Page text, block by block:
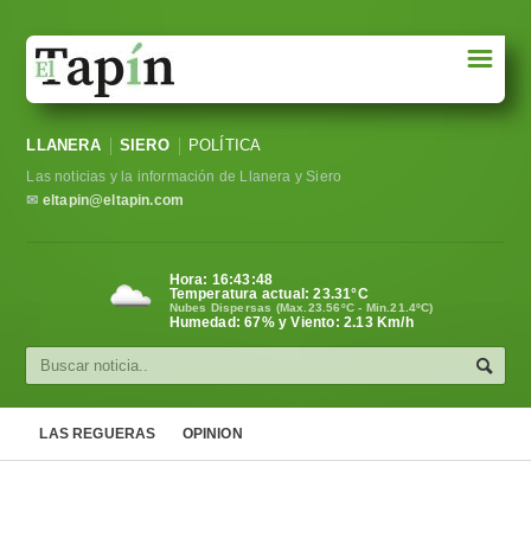
Sociedad
Política
Cultura
☰
LLANERA SIERO POLÍTICA
Las noticias y la información de Llanera y Siero
✉ eltapin@eltapin.com
Hora: 16:43:48
Temperatura actual:23.31°C
Nubes Dispersas (Max.23.56ºC - Min.21.4ºC)
Humedad: 67% y Viento: 2.13 Km/h
LAS REGUERAS OPINION